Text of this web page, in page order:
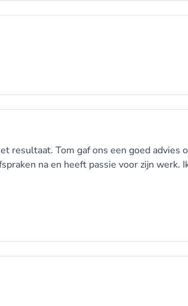
resultaat. Tom gaf ons een goed advies
na en heeft passie voor zijn werk.